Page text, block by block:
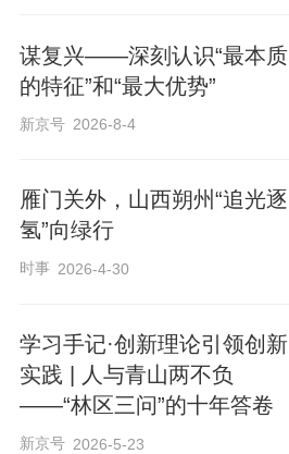
谋复兴——深刻认识“最本质
的特征”和“最大优势”
新京号 2026-8-4
雁门关外，山西朔州“追光逐
氢”向绿行
时事 2026-4-30
学习手记·创新理论引领创新
实践 | 人与青山两不负
——“林区三问”的十年答卷
新京号 2026-5-23